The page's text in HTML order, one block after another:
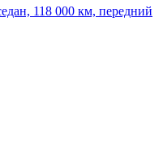
118 000 км, передний